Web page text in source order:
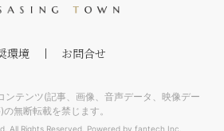
環境 お問合せ
ンテンツ(記事、画像、音声データ、映像デー
の無断転載を禁じます。
All Rights Reserved. Powered by fantech Inc.